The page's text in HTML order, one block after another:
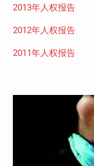
2013年人权报告
2012年人权报告
2011年人权报告